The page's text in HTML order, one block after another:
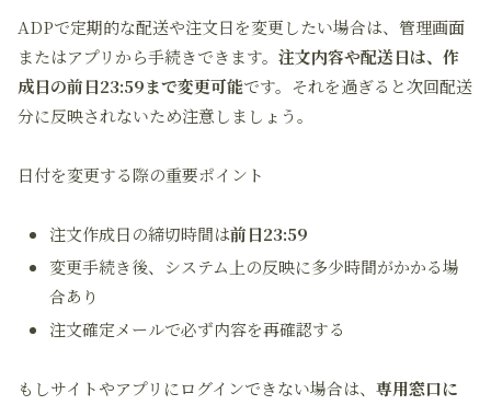
ADPで定期的な配送や注文日を変更したい場合は、管理画面
またはアプリから手続きできます。 注文内容や配送日は、作
成日の前日23:59まで変更可能です。それを過ぎると次回配送
分に反映されないため注意しましょう。
日付を変更する際の重要ポイント
注文作成日の締切時間は前日23:59
変更手続き後、システム上の反映に多少時間がかかる場
合あり
注文確定メールで必ず内容を再確認する
もしサイトやアプリにログインできない場合は、 専用窓口に